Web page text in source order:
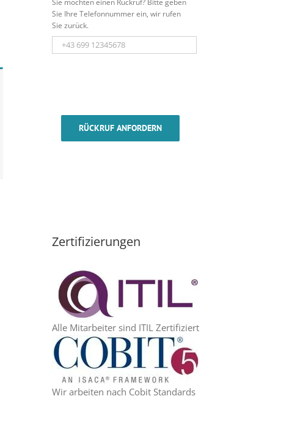
Sie Ihre Telefonnummer ein, wir rufen
Sie zurück.
RÜCKRUF ANFORDERN
Zertifizierungen
Alle Mitarbeiter sind ITIL Zertifiziert
Wir arbeiten nach Cobit Standards